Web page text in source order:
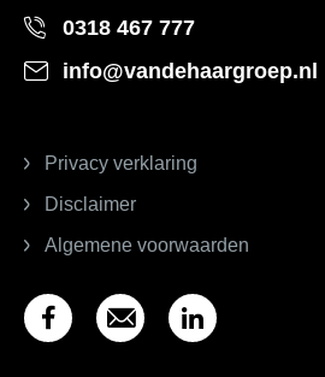
0318 467 777
info@vandehaargroep.nl
Privacy verklaring
Disclaimer
Algemene voorwaarden